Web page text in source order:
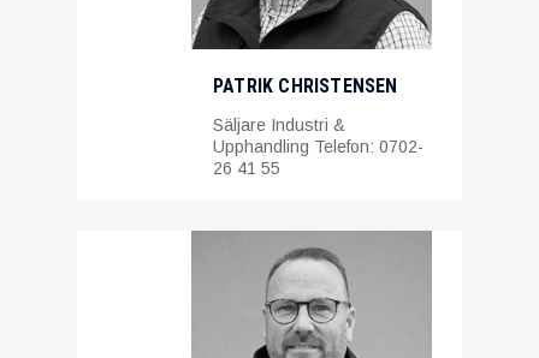
PATRIK CHRISTENSEN
Säljare Industri &
Upphandling Telefon: 0702-
26 41 55